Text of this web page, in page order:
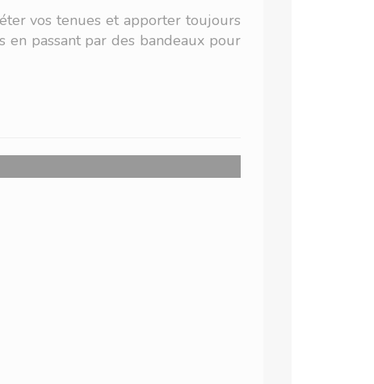
vos tenues et apporter toujours
en passant par des bandeaux pour